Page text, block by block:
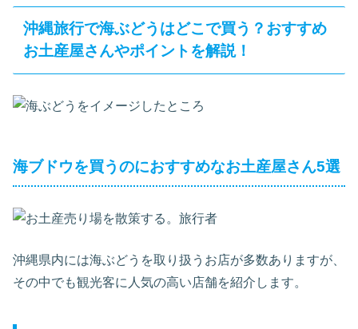
沖縄旅行で海ぶどうはどこで買う？おすすめ
お土産屋さんやポイントを解説！
海ブドウを買うのにおすすめなお土産屋さん5選
沖縄県内には海ぶどうを取り扱うお店が多数ありますが、
その中でも観光客に人気の高い店舗を紹介します。